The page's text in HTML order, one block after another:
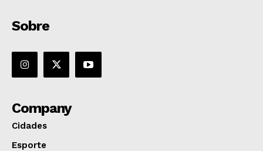
Sobre
Company
Cidades
Esporte